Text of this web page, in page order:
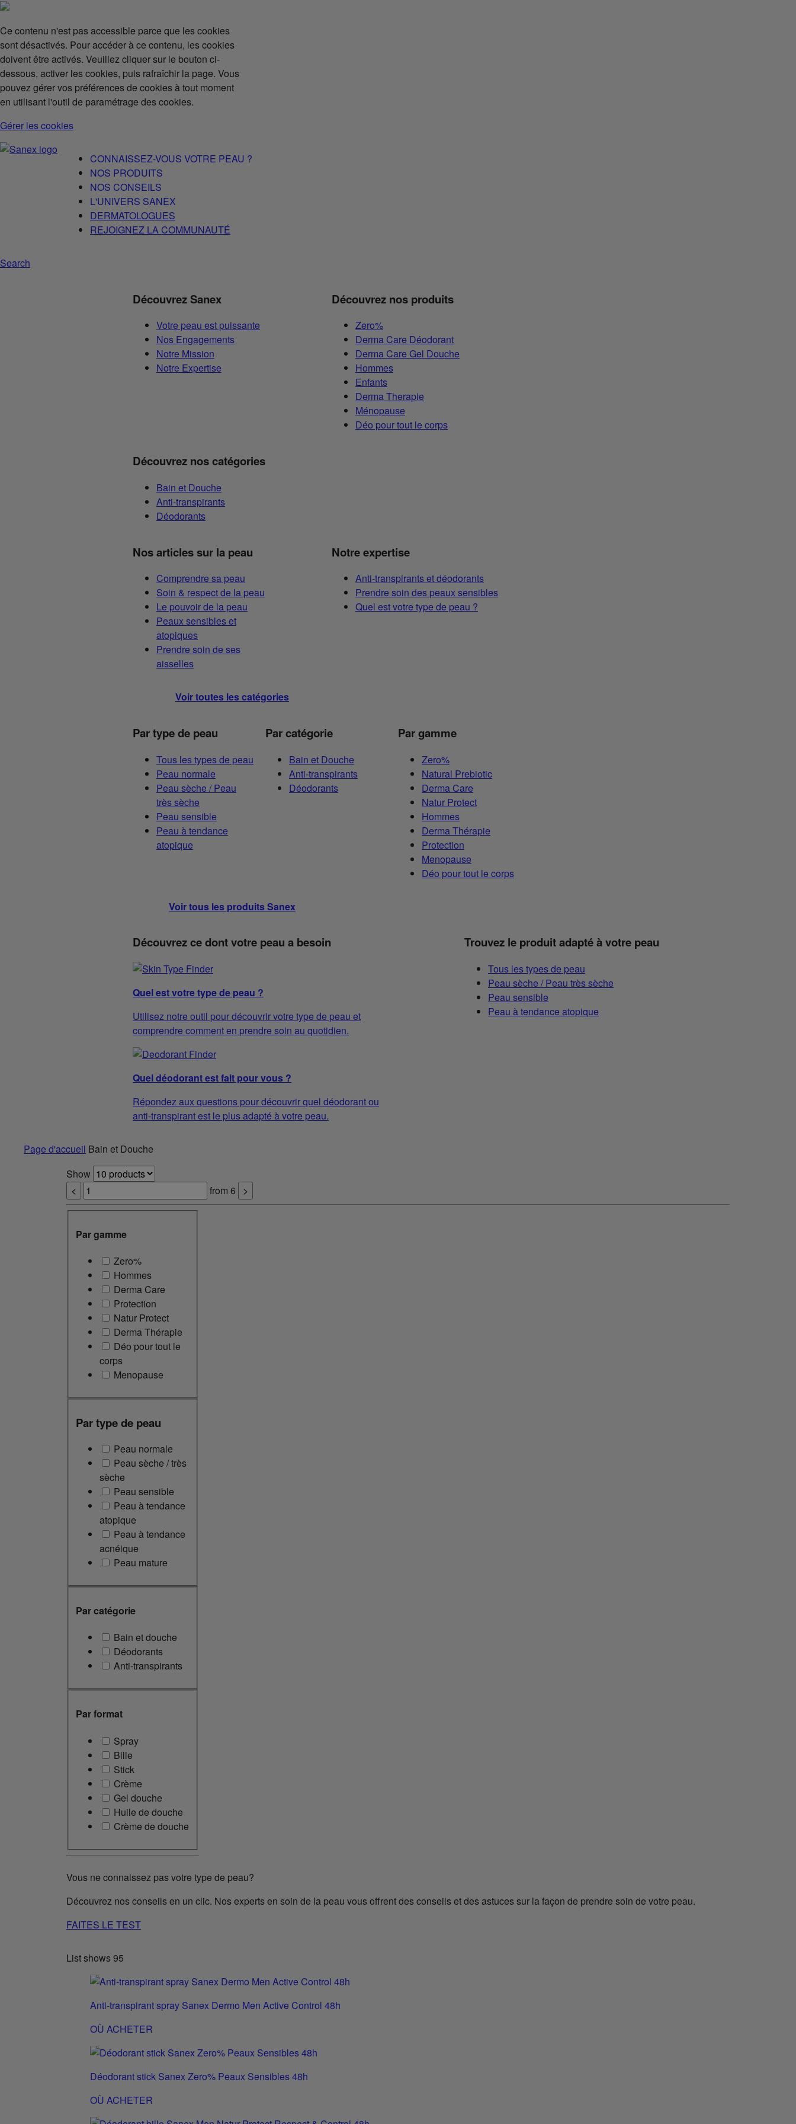
Ce contenu n'est pas accessible parce que les cookies
sont désactivés. Pour accéder à ce contenu, les cookies
doivent être activés. Veuillez cliquer sur le bouton ci-
dessous, activer les cookies, puis rafraîchir la page. Vous
pouvez gérer vos préférences de cookies à tout moment
en utilisant l'outil de paramétrage des cookies.
Gérer les cookies
CONNAISSEZ-VOUS VOTRE PEAU ?
NOS PRODUITS
NOS CONSEILS
L'UNIVERS SANEX
DERMATOLOGUES
REJOIGNEZ LA COMMUNAUTÉ
Search
Découvrez Sanex
Votre peau est puissante
Nos Engagements
Notre Mission
Notre Expertise
Découvrez nos produits
Zero%
Derma Care Déodorant
Derma Care Gel Douche
Hommes
Enfants
Derma Therapie
Ménopause
Déo pour tout le corps
Découvrez nos catégories
Bain et Douche
Anti-transpirants
Déodorants
Nos articles sur la peau
Comprendre sa peau
Soin & respect de la peau
Le pouvoir de la peau
Peaux sensibles et
atopiques
Prendre soin de ses
aisselles
Notre expertise
Anti-transpirants et déodorants
Prendre soin des peaux sensibles
Quel est votre type de peau ?
Voir toutes les catégories
Par type de peau
Tous les types de peau
Peau normale
Peau sèche / Peau
très sèche
Peau sensible
Peau à tendance
atopique
Par catégorie
Bain et Douche
Anti-transpirants
Déodorants
Par gamme
Zero%
Natural Prebiotic
Derma Care
Natur Protect
Hommes
Derma Thérapie
Protection
Menopause
Déo pour tout le corps
Voir tous les produits Sanex
Découvrez ce dont votre peau a besoin
Quel est votre type de peau ?
Utilisez notre outil pour découvrir votre type de peau et
comprendre comment en prendre soin au quotidien.
Quel déodorant est fait pour vous ?
Répondez aux questions pour découvrir quel déodorant ou
anti-transpirant est le plus adapté à votre peau.
Trouvez le produit adapté à votre peau
Tous les types de peau
Peau sèche / Peau très sèche
Peau sensible
Peau à tendance atopique
Page d'accueil Bain et Douche
Show
<
from 6 >
Par gamme
Zero%
Hommes
Derma Care
Protection
Natur Protect
Derma Thérapie
Déo pour tout le
corps
Menopause
Par type de peau
Peau normale
Peau sèche / très
sèche
Peau sensible
Peau à tendance
atopique
Peau à tendance
acnéique
Peau mature
Par catégorie
Bain et douche
Déodorants
Anti-transpirants
Par format
Spray
Bille
Stick
Crème
Gel douche
Huile de douche
Crème de douche
Vous ne connaissez pas votre type de peau?
Découvrez nos conseils en un clic. Nos experts en soin de la peau vous offrent des conseils et des astuces sur la façon de prendre soin de votre peau.
FAITES LE TEST
List shows95
Anti-transpirant spray Sanex Dermo Men Active Control 48h
OÙ ACHETER
Déodorant stick Sanex Zero% Peaux Sensibles 48h
OÙ ACHETER